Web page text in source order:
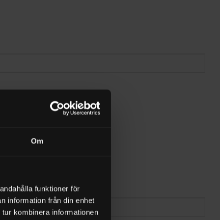
Om
funktioner för
information från din enhet
kombinera informationen